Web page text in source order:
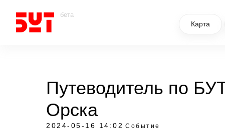
Карта
бета
Путеводитель по
Орска
2024-05-16 14:02 Событие